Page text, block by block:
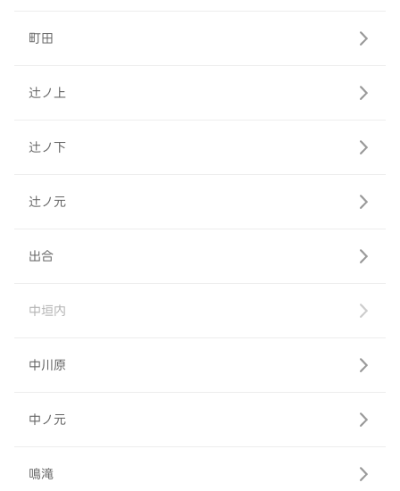
町田
辻ノ上
辻ノ下
辻ノ元
出合
中垣内
中川原
中ノ元
鳴滝